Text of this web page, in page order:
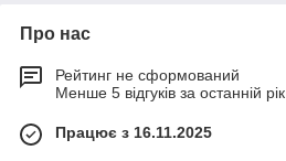
Про нас
Рейтинг не сформований
Менше 5 відгуків за останній рік
Працює з 16.11.2025